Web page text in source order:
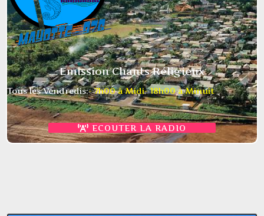
Emission Chants Réligieux
Tous les Vendredis:- 7h00 à Midi- 18h00 à Minuit
ECOUTER LA RADIO